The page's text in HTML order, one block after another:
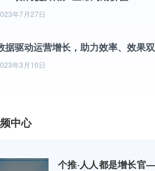
年7月27日
据驱动运营增长，助力效率、效果
年3月10日
中心
个推·人人都是增长官